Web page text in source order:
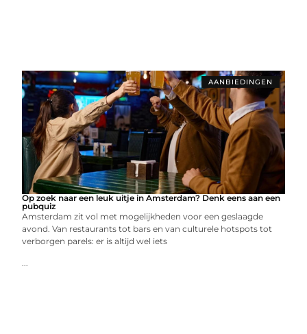
AANBIEDINGEN
Op zoek naar een leuk uitje in Amsterdam? Denk eens aan een
pubquiz
Amsterdam zit vol met mogelijkheden voor een geslaagde
avond. Van restaurants tot bars en van culturele hotspots tot
verborgen parels: er is altijd wel iets
...